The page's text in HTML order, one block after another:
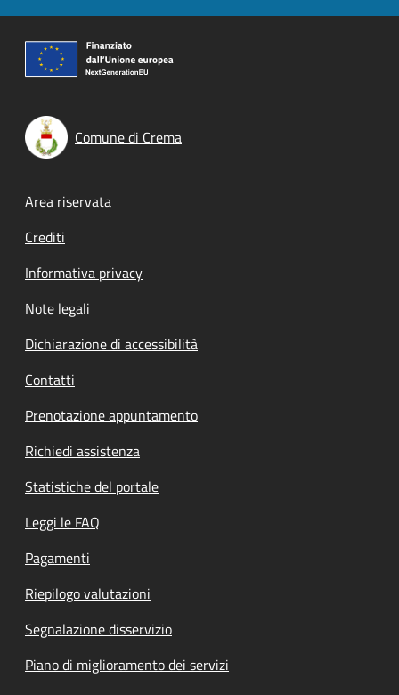
Comune di Crema
Footer menu
Area riservata
Crediti
Informativa privacy
Note legali
Dichiarazione di accessibilità
Contatti
Prenotazione appuntamento
Richiedi assistenza
Statistiche del portale
Leggi le FAQ
Pagamenti
Riepilogo valutazioni
Segnalazione disservizio
Piano di miglioramento dei servizi